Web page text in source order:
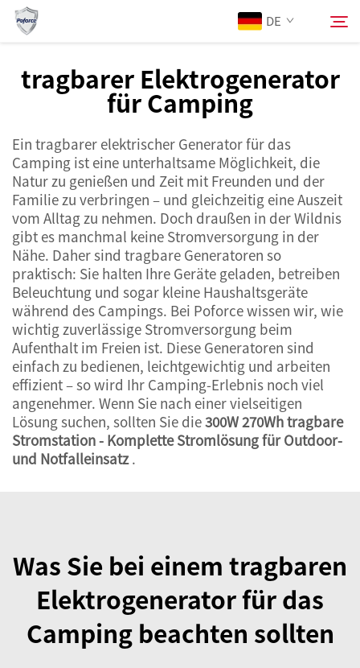
DE
Über Uns
Produkte
Dienstleistungen
Neuigkeiten
Kontaktieren Sie uns
tragbarer Elektrogenerator
für Camping
Ein tragbarer elektrischer Generator für das
Camping ist eine unterhaltsame Möglichkeit, die
Natur zu genießen und Zeit mit Freunden und der
Familie zu verbringen – und gleichzeitig eine Auszeit
vom Alltag zu nehmen. Doch draußen in der Wildnis
gibt es manchmal keine Stromversorgung in der
Nähe. Daher sind tragbare Generatoren so
praktisch: Sie halten Ihre Geräte geladen, betreiben
Beleuchtung und sogar kleine Haushaltsgeräte
während des Campings. Bei Poforce wissen wir, wie
wichtig zuverlässige Stromversorgung beim
Aufenthalt im Freien ist. Diese Generatoren sind
einfach zu bedienen, leichtgewichtig und arbeiten
effizient – so wird Ihr Camping-Erlebnis noch viel
angenehmer. Wenn Sie nach einer vielseitigen
Lösung suchen, sollten Sie die300W 270Wh tragbare
Stromstation - Komplette Stromlösung für Outdoor-
und Notfalleinsatz.
Was Sie bei einem tragbaren
Elektrogenerator für das
Camping beachten sollten